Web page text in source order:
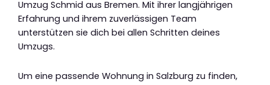
Umzug Schmid aus Bremen. Mit ihrer langjährigen
Erfahrung und ihrem zuverlässigen Team
unterstützen sie dich bei allen Schritten deines
Umzugs.
Um eine passende Wohnung in Salzburg zu finden,